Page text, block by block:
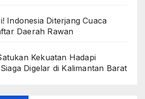
Indonesia Diterjang Cuaca
Daerah Rawan
Kekuatan Hadapi
Digelar di Kalimantan Barat